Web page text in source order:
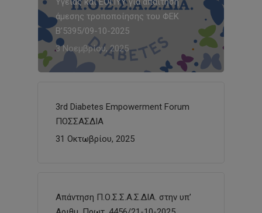
άμεσης τροποποίησης του ΦΕΚ
Β’5395/09-10-2025
3 Νοεμβρίου, 2025
3rd Diabetes Empowerment Forum
ΠΟΣΣΑΣΔΙΑ
31 Οκτωβρίου, 2025
Απάντηση Π.Ο.Σ.Σ.Α.Σ.ΔΙΑ. στην υπ’